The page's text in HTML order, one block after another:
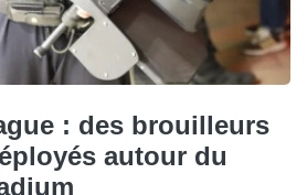
: des brouilleurs
autour du